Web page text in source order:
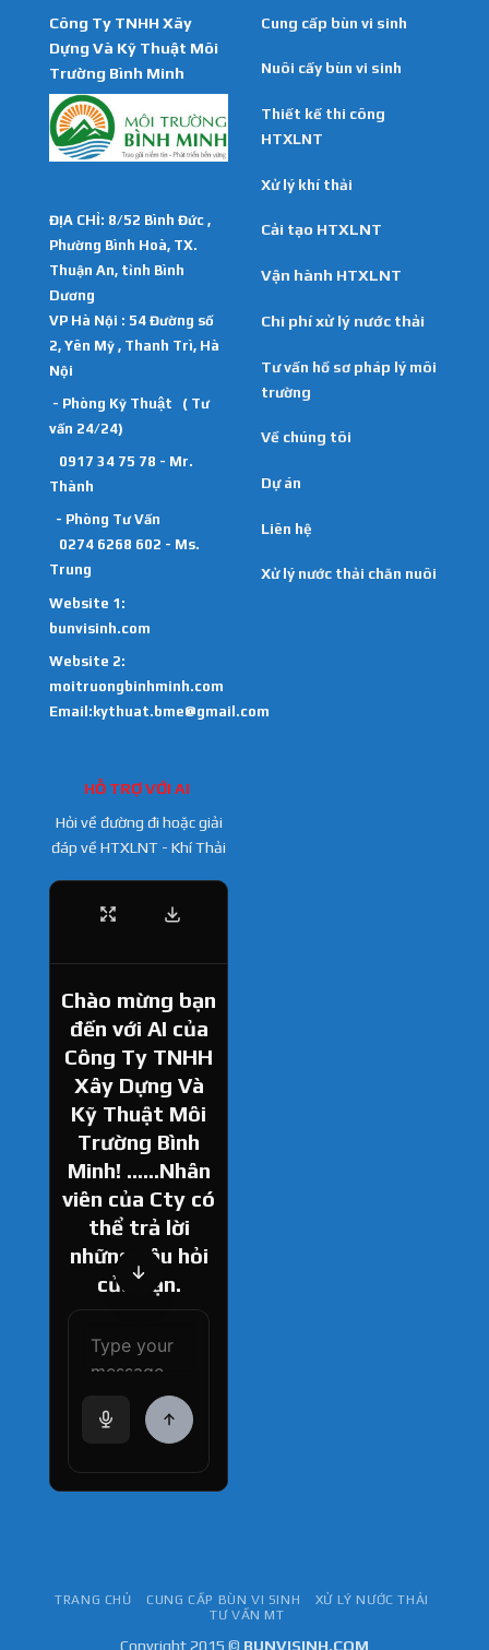
Công Ty TNHH Xây
Dựng Và Kỹ Thuật Môi
Trường Bình Minh
ĐỊA CHỈ: 8/52 Bình Đức ,
Phường Bình Hoà, TX.
Thuận An, tỉnh Bình
Dương
VP Hà Nội : 54 Đường số
2, Yên Mỹ , Thanh Trì, Hà
Nội
- Phòng Kỹ Thuật ( Tư
vấn 24/24)
0917 34 75 78 - Mr.
Thành
- Phòng Tư Vấn
0274 6268 602 - Ms.
Trung
Website 1:
bunvisinh.com
Website 2:
moitruongbinhminh.com
Email:kythuat.bme@gmail.com
Cung cấp bùn vi sinh
Nuôi cấy bùn vi sinh
Thiết kế thi công
HTXLNT
Xử lý khí thải
Cải tạo HTXLNT
Vận hành HTXLNT
Chi phí xử lý nước thải
Tư vấn hồ sơ pháp lý môi
trường
Về chúng tôi
Dự án
Liên hệ
Xử lý nước thải chăn nuôi
HỖ TRỢ VỚI AI
Hỏi về đường đi hoặc giải
đáp về HTXLNT - Khí Thải
Chào mừng bạn
đến với AI của
Công Ty TNHH
Xây Dựng Và
Kỹ Thuật Môi
Trường Bình
Minh! ......Nhân
viên của Cty có
thể trả lời
những câu hỏi
của bạn.
How can I help
you today?
TRANG CHỦ CUNG CẤP BÙN VI SINH
XỬ LÝ NƯỚC THẢI
TƯ VẤN MT
Copyright 2015 © BUNVISINH.COM